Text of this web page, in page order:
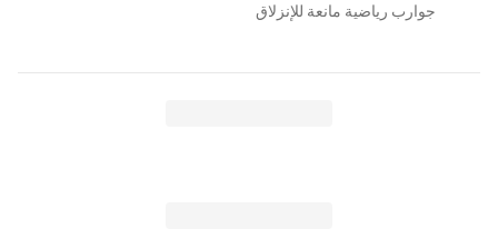
جوارب رياضية مانعة للإنزلاق